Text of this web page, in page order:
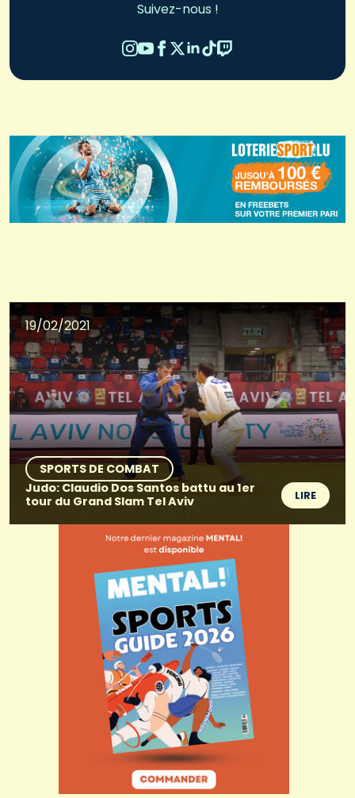
Suivez-nous !
19/02/2021
SPORTS DE COMBAT
Judo: Claudio Dos Santos battu au 1er
tour du Grand Slam Tel Aviv
LIRE